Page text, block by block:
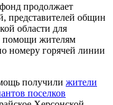
продолжает
представителей общин
области для
помощи жителям
номеру горячей линии
получили жители
поселков